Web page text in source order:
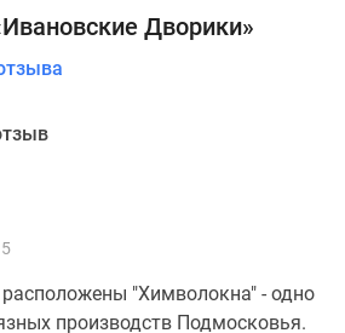
Дворики»
расположены "Химволокна" - одно
производств Подмосковья.